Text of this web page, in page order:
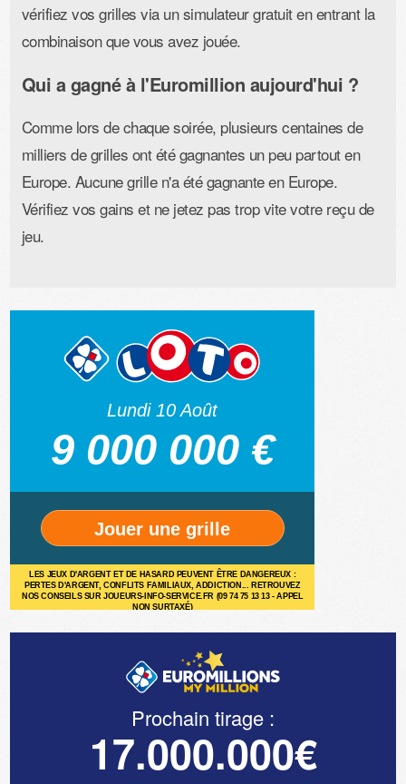
vérifiez vos grilles via un simulateur gratuit en entrant la
combinaison que vous avez jouée.
Qui a gagné à l'Euromillion aujourd'hui ?
Comme lors de chaque soirée, plusieurs centaines de
milliers de grilles ont été gagnantes un peu partout en
Europe. Aucune grille n'a été gagnante en Europe.
Vérifiez vos gains et ne jetez pas trop vite votre reçu de
jeu.
Lundi 10 Août
9 000 000 €
Jouer une grille
LES JEUX D'ARGENT ET DE HASARD PEUVENT ÊTRE DANGEREUX :
PERTES D'ARGENT, CONFLITS FAMILIAUX, ADDICTION... RETROUVEZ
NOS CONSEILS SUR JOUEURS-INFO-SERVICE.FR (09 74 75 13 13 - APPEL
NON SURTAXÉ)
Prochain tirage :
17.000.000€